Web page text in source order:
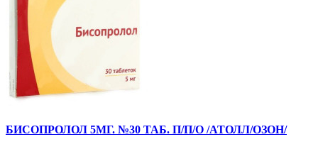
БИСОПРОЛОЛ 5МГ. №30 ТАБ. П/П/О /АТОЛЛ/ОЗОН/